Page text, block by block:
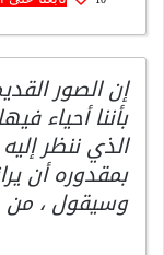
إن الصور
بأننا أحياء
الذي ننظر
بمقدوره أن
وسيقول ، من